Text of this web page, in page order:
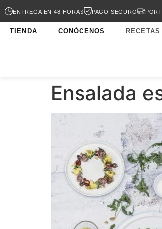
ENTREGA EN 48 HORAS PAGO SEGURO
TIENDA CONÓCENOS
Ensalada